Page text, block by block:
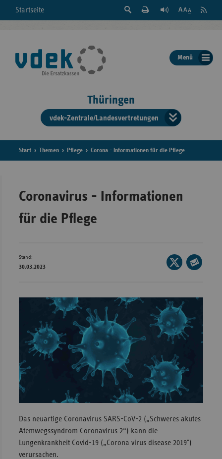
Startseite
Suche
der
Seite
Feed
Menü
Thüringen
vdek-Zentrale/Landesvertretungen
der
Start Themen Pflege Corona - Informationen für die Pflege
Coronavirus - Informationen
für die Pflege
Stand:
30.03.2023
Seite
auf
E-
teilen
Das neuartige Coronavirus SARS-CoV-2 („Schweres akutes
Atemwegssyndrom Coronavirus 2“) kann die
Lungenkrankheit Covid-19 („Corona virus disease 2019")
verursachen.